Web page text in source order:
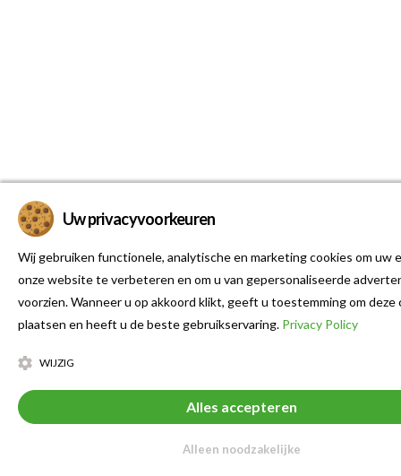
Uw privacyvoorkeuren
Wij gebruiken functionele, analytische en marketing cookies om uw
onze website te verbeteren en om u van gepersonaliseerde
voorzien. Wanneer u op akkoord klikt, geeft u toestemming om deze
plaatsen en heeft u de beste gebruikservaring. Privacy Policy
WIJZIG
Alles accepteren
Alleen noodzakelijke